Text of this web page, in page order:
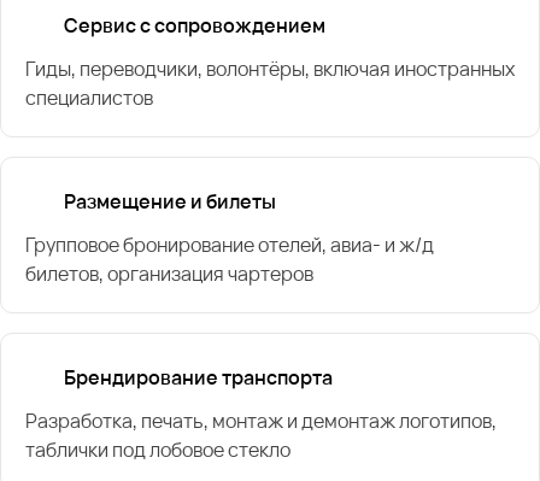
Сервис с сопровождением
Гиды, переводчики, волонтёры, включая иностранных
специалистов
Размещение и билеты
Групповое бронирование отелей, авиа- и ж/д
билетов, организация чартеров
Брендирование транспорта
Разработка, печать, монтаж и демонтаж логотипов,
таблички под лобовое стекло